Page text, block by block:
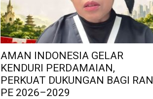
AMAN INDONESIA GELAR
KENDURI PERDAMAIAN,
PERKUAT DUKUNGAN BAGI RAN
PE 2026–2029